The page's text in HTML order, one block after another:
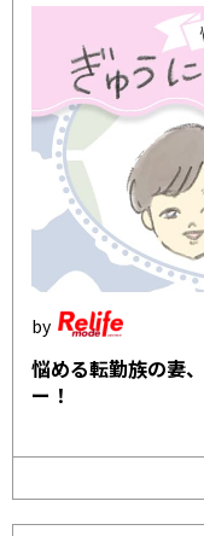
悩める転勤族の妻
ー！